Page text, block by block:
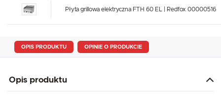
Płyta grillowa elektryczna FTH 60 EL | Redfox 00000516
OPIS PRODUKTU OPINIE O PRODUKCIE
Opis produktu